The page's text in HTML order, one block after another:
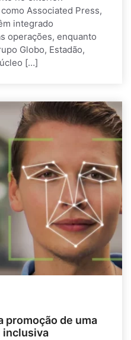
Associated Press,
integrado
operações, enquanto
Globo, Estadão,
[…]
promoção de uma